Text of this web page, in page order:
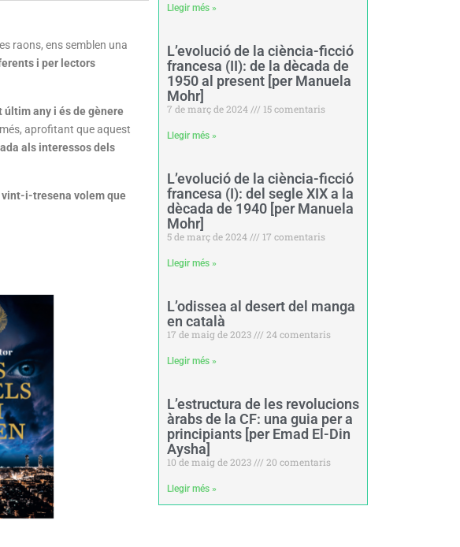
raons, ens semblen una
i per lectors
any i és de gènere
aprofitant que aquest
als interessos dels
vint-i-tresena volem que
Llegir més »
L’evolució de la ciència-ficció
francesa (II): de la dècada de
1950 al present [per Manuela
Mohr]
7 de març de 2024 15 comentaris
Llegir més »
L’evolució de la ciència-ficció
francesa (I): del segle XIX a la
dècada de 1940 [per Manuela
Mohr]
5 de març de 2024 17 comentaris
Llegir més »
L’odissea al desert del manga
en català
17 de maig de 2023 24 comentaris
Llegir més »
L’estructura de les revolucions
àrabs de la CF: una guia per a
principiants [per Emad El-Din
Aysha]
10 de maig de 2023 20 comentaris
Llegir més »